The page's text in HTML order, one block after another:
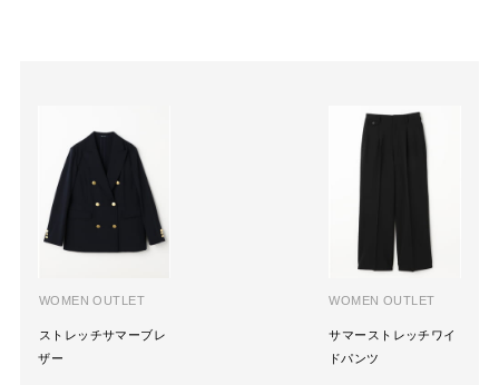
WOMEN OUTLET
ストレッチサマーブレ
ザー
WOMEN OUTLET
サマーストレッチワイ
ドパンツ